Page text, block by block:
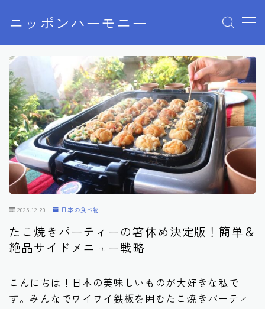
ニッポンハーモニー
MENU
プライバシーポリシー
特定商取引法に基づく表記
お問い合わせ
2025.12.20 日本の食べ物
たこ焼きパーティーの箸休め決定版！簡単＆
絶品サイドメニュー戦略
こんにちは！日本の美味しいものが大好きな私で
す。みんなでワイワイ鉄板を囲むたこ焼きパーティ